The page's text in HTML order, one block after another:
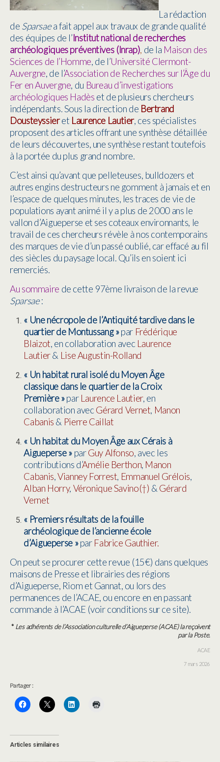
La rédaction
de Sparsaea fait appel aux travaux de grande qualité
des équipes de l’Institut national de recherches
archéologiques préventives (Inrap), de la Maison des
Sciences de l’Homme, de l’Université Clermont-
Auvergne, de l’Association de Recherches sur l’Âge du
Fer en Auvergne, du Bureau d’investigations
archéologiques Hadès et de plusieurs chercheurs
indépendants. Sous la direction de Bertrand
Dousteyssieret Laurence Lautier, ces spécialistes
proposent des articles offrant une synthèse détaillée
de leurs découvertes, une synthèse restant toutefois
à la portée du plus grand nombre.
C’est ainsi qu’avant que pelleteuses, bulldozers et
autres engins destructeurs ne gomment à jamais et en
l’espace de quelques minutes, les traces de vie de
populations ayant animé il y a plus de 2000 ans le
vallon d’Aigueperse et ses coteaux environnants, le
travail de ces chercheurs révèle à nos contemporains
des marques de vie d’un passé oublié, car effacé au fil
des siècles du paysage local. Qu’ils en soient ici
remerciés.
Au sommaire de cette 97ème livraison de la revue
Sparsae:
« Une nécropole de l’Antiquité tardive dans le
quartier de Montussang »par Frédérique
Blaizot, en collaboration avec Laurence
Lautier& Lise Augustin-Rolland
« Un habitat rural isolé du Moyen Âge
classique dans le quartier de la Croix
Première »par Laurence Lautier, en
collaboration avec Gérard Vernet, Manon
Cabanis & Pierre Caillat
« Un habitat du Moyen Âge aux Cérais à
Aigueperse » parGuy Alfonso, avec les
contributions d’Amélie Berthon, Manon
Cabanis,Vianney Forrest, Emmanuel Grélois,
Alban Horry, Véronique Savino(†) & Gérard
Vernet
« Premiers résultats de la fouille
archéologique de l’ancienne école
d’Aigueperse »parFabrice Gauthier.
On peut se procurer cette revue (15€) dans quelques
maisons de Presse et librairies des régions
d’Aigueperse, Riom et Gannat, ou lors des
permanences de l’ACAE, ou encore en en passant
commande à l’ACAE (voir conditions sur ce site).
* Les adhérents de l’Association culturelle d’Aigueperse (ACAE) la reçoivent
par la Poste.
ACAE
7 mars 2026
Partager :
Articles similaires